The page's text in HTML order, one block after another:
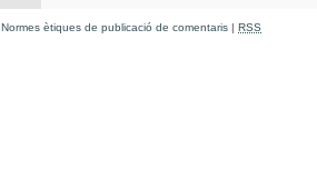
Normes ètiques de publicació de comentaris | RSS